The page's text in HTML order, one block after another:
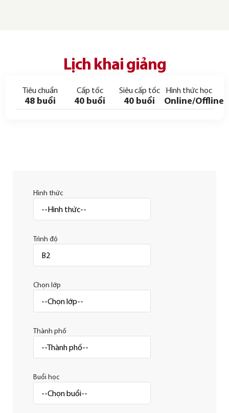
Lịch khai giảng
Tiêu chuẩn
48 buổi
Cấp tốc
40 buổi
Siêu cấp tốc
40 buổi
Hình thức học
Online/Offline
Hình thức
Trình độ
Chọn lớp
Thành phố
Buổi học